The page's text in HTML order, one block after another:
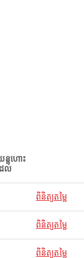
ន្តហោះ
ល់
ពិនិត្យតម្លៃ
ពិនិត្យតម្លៃ
ពិនិត្យតម្លៃ